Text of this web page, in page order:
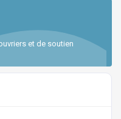
et de soutien